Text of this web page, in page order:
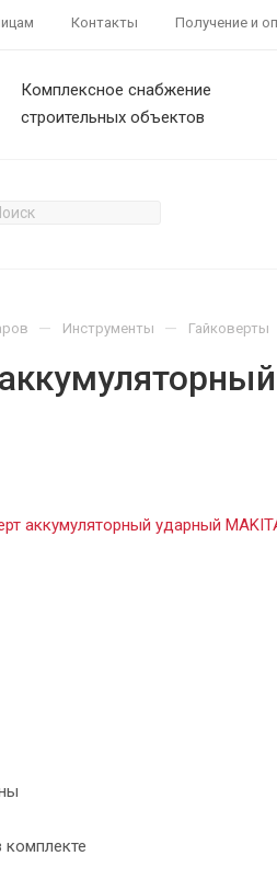
Контакты Получение и
Комплексное снабжение
строительных объектов
— Инструменты — Гайковерты
комплекте